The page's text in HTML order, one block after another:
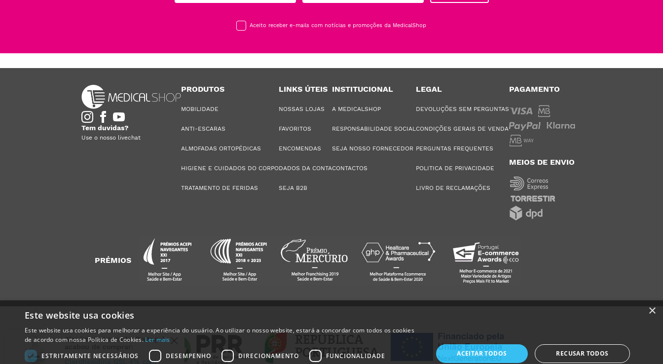
Aceito receber e-mails com notícias e promoções da MedicalShop
Tem duvidas?
Use o nosso livechat
PRODUTOS
MOBILIDADE
ANTI-ESCARAS
ALMOFADAS ORTOPÉDICAS
HIGIENE E CUIDADOS DO CORPO
TRATAMENTO DE FERIDAS
LINKS ÚTEIS
NOSSAS LOJAS
FAVORITOS
ENCOMENDAS
DADOS DA CONTA
SEJA B2B
INSTITUCIONAL
A MEDICALSHOP
RESPONSABILIDADE SOCIAL
SEJA NOSSO FORNECEDOR
CONTACTOS
LEGAL
DEVOLUÇÕES SEM PERGUNTAS
CONDIÇÕES GERAIS DE VENDA
PERGUNTAS FREQUENTES
POLITICA DE PRIVACIDADE
LIVRO DE RECLAMAÇÕES
PAGAMENTO
MEIOS DE ENVIO
PRÉMIOS
×
Este website usa cookies
Este website usa cookies para melhorar a experiência do usuário. Ao utilizar o nosso website, estará a concordar com todos os cookies
de acordo com nossa Política de Cookies. Ler mais
ESTRITAMENTE NECESSÁRIOS
DESEMPENHO DIRECIONAMENTO FUNCIONALIDADE ACEITAR TODOS RECUSAR TODOS
Alguém deLousada,Portugal,
acabou de comprar:
Clorohexidina GSL 4% com